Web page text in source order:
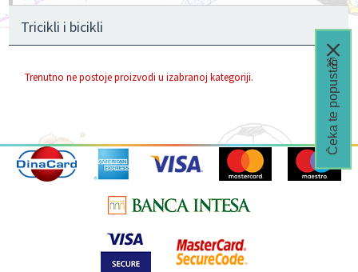
Tricikli i bicikli
Trenutno ne postoje proizvodi u izabranoj kategoriji. Čeka te popust🎁